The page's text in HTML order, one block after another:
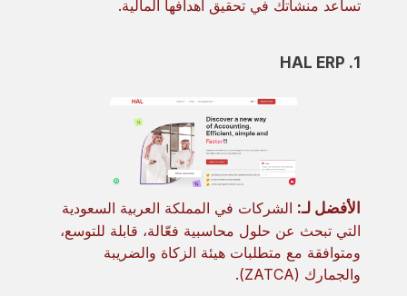
تساعد منشأتك في تحقيق أهدافها المالية.
1. HAL ERP
الأفضل لـ: الشركات في المملكة العربية السعودية
التي تبحث عن حلول محاسبية فعّالة، قابلة للتوسع،
ومتوافقة مع متطلبات هيئة الزكاة والضريبة
والجمارك (ZATCA).